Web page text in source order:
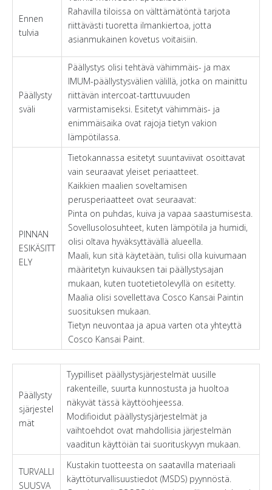
Ennen
tulvia
Rahavilla tiloissa on välttämätöntä tarjota
riittävästi tuoretta ilmankiertoa, jotta
asianmukainen kovetus voitaisiin.
Päällysty
sväli
Päällystys olisi tehtävä vähimmäis- ja max
IMUM-päällystysvälien välillä, jotka on mainittu
riittävän intercoat-tarttuvuuden
varmistamiseksi. Esitetyt vähimmäis- ja
enimmäisaika ovat rajoja tietyn vakion
lämpötilassa.
PINNAN
ESIKÄSITT
ELY
Tietokannassa esitetyt suuntaviivat osoittavat
vain seuraavat yleiset periaatteet.
Kaikkien maalien soveltamisen
perusperiaatteet ovat seuraavat:
Pinta on puhdas, kuiva ja vapaa saastumisesta.
Sovellusolosuhteet, kuten lämpötila ja humidi,
olisi oltava hyväksyttävällä alueella.
Maali, kun sitä käytetään, tulisi olla kuivumaan
määritetyn kuivauksen tai päällystysajan
mukaan, kuten tuotetietolevyllä on esitetty.
Maalia olisi sovellettava Cosco Kansai Paintin
suosituksen mukaan.
Tietyn neuvontaa ja apua varten ota yhteyttä
Cosco Kansai Paint.
Päällysty
sjärjestel
mät
Tyypilliset päällystysjärjestelmät uusille
rakenteille, suurta kunnostusta ja huoltoa
näkyvät tässä käyttöohjeessa.
Modifioidut päällystysjärjestelmät ja
vaihtoehdot ovat mahdollisia järjestelmän
vaaditun käyttöiän tai suorituskyvyn mukaan.
TURVALLI
SUUSVA
Kustakin tuotteesta on saatavilla materiaali
käyttöturvallisuustiedot (MSDS) pyynnöstä.